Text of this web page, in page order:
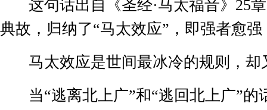
这句话出自《圣经·马太福音》 25章
典故，归纳了“马太效应”，即强者愈
马太效应是世间最冰冷的规则，却
当“逃离北上广”和“逃回北上广”的